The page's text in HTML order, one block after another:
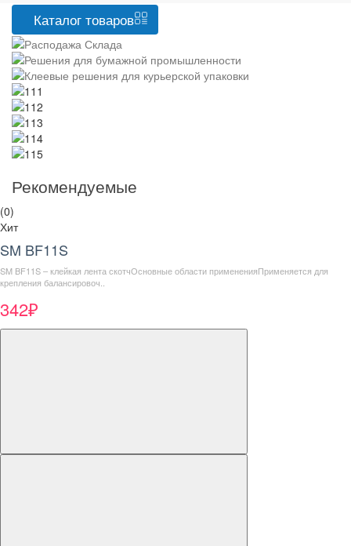
Каталог товаров
Рекомендуемые
(0)
Хит
SM BF11S
SM BF11S – клейкая лента скотчОсновные области примененияПрименяется для
крепления балансировоч..
342₽